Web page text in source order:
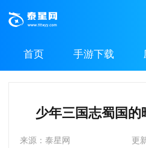
首页 手游下载
少年三国志蜀国
来源：泰星网 更